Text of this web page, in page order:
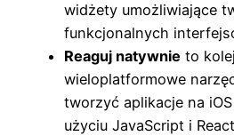
widżety umożliwiające
funkcjonalnych
Reaguj natywnie to
wieloplatformowe
tworzyć aplikacje na
użyciu JavaScript i